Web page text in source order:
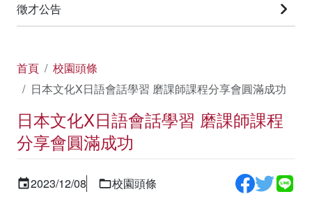
徵才公告
首頁
校園頭條
日本文化X日語會話學習 磨課師課程分享會圓滿成功
日本文化X日語會話學習 磨課師課程
分享會圓滿成功
2023/12/08 校園頭條